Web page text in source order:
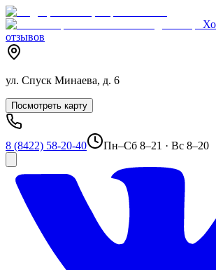
отзывов
ул. Спуск Минаева, д. 6
Посмотреть карту
8 (8422) 58-20-40 Пн–Сб 8–21 · Вс 8–20